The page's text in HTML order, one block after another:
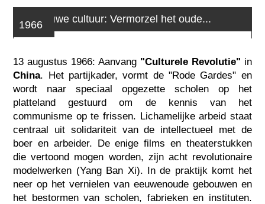
De nieuwe cultuur: Vermorzel het oude...
1966
13 augustus 1966: Aanvang "Culturele Revolutie" in
China. Het partijkader, vormt de "Rode Gardes" en
wordt naar speciaal opgezette scholen op het
platteland gestuurd om de kennis van het
communisme op te frissen. Lichamelijke arbeid staat
centraal uit solidariteit van de intellectueel met de
boer en arbeider. De enige films en theaterstukken
die vertoond mogen worden, zijn acht revolutionaire
modelwerken (Yang Ban Xi). In de praktijk komt het
neer op het vernielen van eeuwenoude gebouwen en
het bestormen van scholen, fabrieken en instituten.